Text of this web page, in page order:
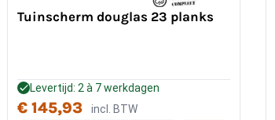
Tuinscherm douglas 23 planks
Levertijd: 2 à 7 werkdagen
€ 145,93 incl. BTW